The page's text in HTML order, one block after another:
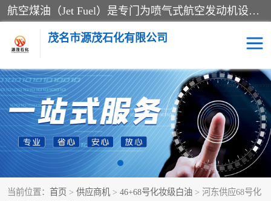
航空煤油（Jet Fuel）是专门为喷气式航空发动机设计的高纯度燃料，主要分为Jet A、Jet A-1和Jet B等类型。其特点是闪点高、低温流动性好，并添加了抗静电剂和抗氧化剂以确保飞行安全。航空煤油需
茂名市源茂石化有限公司
当前位置： 首页 > 供应商机 > 46+68号化妆级白油 > 河东供应68号化
RP3航空煤油 D20+D30溶剂油
D40+D60溶剂油 D80+D100溶剂油
6号+120号溶剂油 260号溶剂油
异构烷烃 天然乳胶